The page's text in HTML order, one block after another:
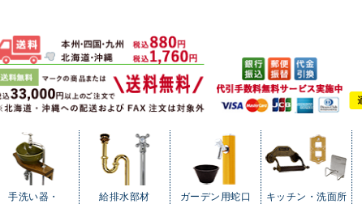
手洗い器・
給排水部材
ガーデン用蛇口
キッチン・洗面所